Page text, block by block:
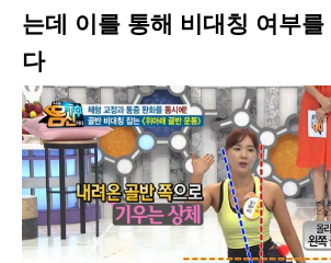
는데 이를 통해 비대칭 여부를
다